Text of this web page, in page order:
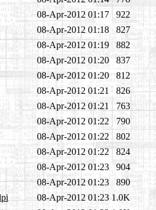
08-Apr-2012 01:17
922
08-Apr-2012 01:18
827
08-Apr-2012 01:19
882
08-Apr-2012 01:20
837
08-Apr-2012 01:20
812
08-Apr-2012 01:21
826
08-Apr-2012 01:21
763
08-Apr-2012 01:22
790
08-Apr-2012 01:22
802
08-Apr-2012 01:22
824
08-Apr-2012 01:23
904
08-Apr-2012 01:23
890
08-Apr-2012 01:23 1.0K